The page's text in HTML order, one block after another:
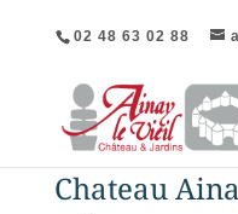
02 48 63 02 88
Chateau